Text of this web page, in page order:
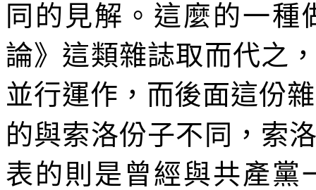
同的見解。這麼的一
論》這類雜誌取而代之
並行運作，而後面這份
的與索洛份子不同，索
表的則是曾經與共產黨